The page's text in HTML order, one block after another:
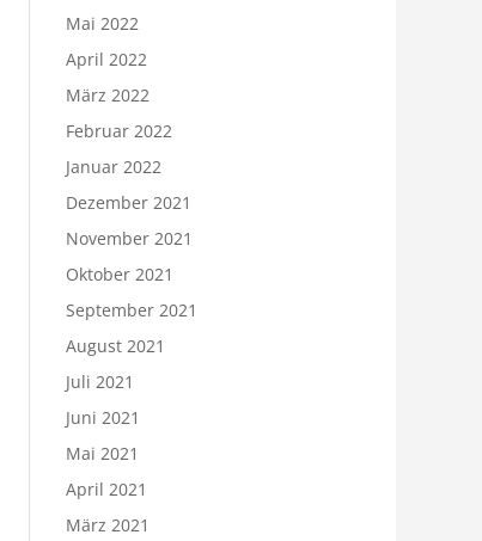
Mai 2022
April 2022
März 2022
Februar 2022
Januar 2022
Dezember 2021
November 2021
Oktober 2021
September 2021
August 2021
Juli 2021
Juni 2021
Mai 2021
April 2021
März 2021